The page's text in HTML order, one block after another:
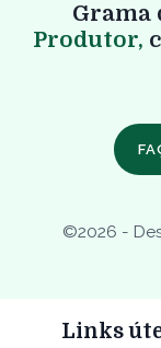
Grama
Produtor,
©2026 -
Links